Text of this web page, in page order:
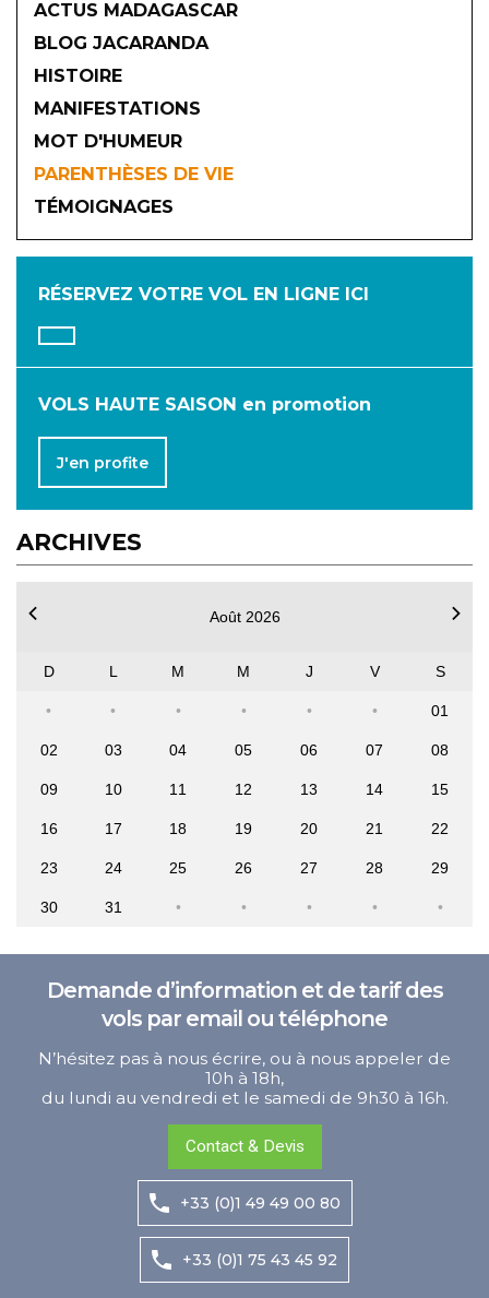
ACTUS MADAGASCAR
BLOG JACARANDA
HISTOIRE
MANIFESTATIONS
MOT D'HUMEUR
PARENTHÈSES DE VIE
TÉMOIGNAGES
RÉSERVEZ VOTRE VOL EN LIGNE ICI
VOLS HAUTE SAISON en promotion
J'en profite
ARCHIVES
JANVIER
AVRIL MAI JUIN
JUILLET AOÛT SEPTEMBRE
OCTOBRE
Août 2026
D L M M J V S
01
02 03 04 05 06 07 08
09 10 11 12 13 14 15
16 17 18 19 20 21 22
23 24 25 26 27 28 29
30 31
Demande d’information et de tarif des
vols par email ou téléphone
N’hésitez pas à nous écrire, ou à nous appeler de
10h à 18h,
du lundi au vendredi et le samedi de 9h30 à 16h.
Contact & Devis
+33 (0)1 49 49 00 80
+33 (0)1 75 43 45 92